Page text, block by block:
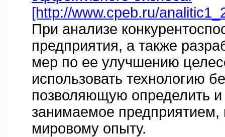
[http://www.cpeb.ru/
При анализе
предприятия, а также
мер по ее улучшению
использовать технологию
позволяющую определить и
занимаемое
мировому опыту.